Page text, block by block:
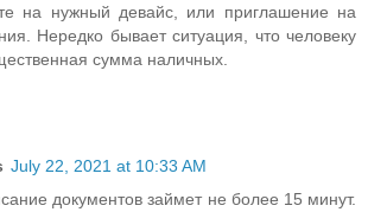
на нужный девайс, или приглашение на
Нередко бывает ситуация, что человеку
сумма наличных.
July 22, 2021 at 10:33 AM
документов займет не более 15 минут.